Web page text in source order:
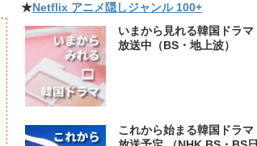
★Netflix アニメ隠しジャンル 100+
いまから見れる韓国ドラマ
放送中（BS・地上波）
これから始まる韓国ドラマ